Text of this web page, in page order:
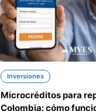
Inversiones
Microcréditos para
Colombia: cómo